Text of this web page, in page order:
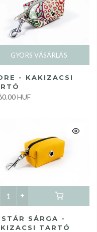
GYORS VÁSÁRLÁS
- KAKIZACSI
HUF
SÁRGA -
TARTÓ